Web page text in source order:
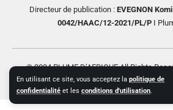
En utilisant ce site, vous acceptez la politique de
confidentialité et les conditions d'utilisation.
Directeur de publication : EVEGNON
0042/HAAC/12-2021/PL/PI
© 2024 PLUME D’AFRIQUE All Rights
Creative